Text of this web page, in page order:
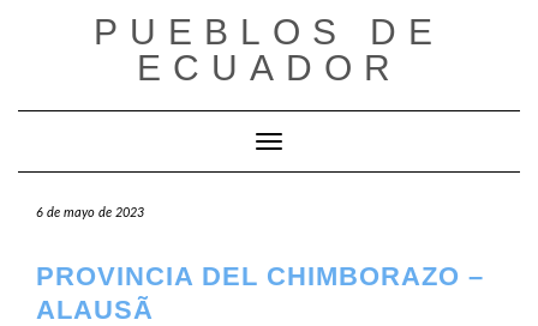
PUEBLOS DE
ECUADOR
Cambiar modo de navegación
6 de mayo de 2023
PROVINCIA DEL CHIMBORAZO –
ALAUSÃ­